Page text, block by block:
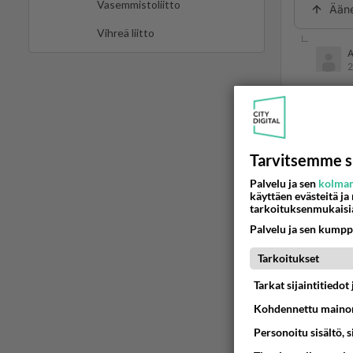
Vasemmistoliitto
Vihreä liitto
mitä,
Lue
Tarvitsemme
Palvelu ja sen
käyttäen evästeitä
Palvelu ja sen
Tarkoitukset
Tarkat sijaintitiedot
Kohdennettu
Personoitu sisältö,